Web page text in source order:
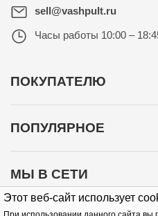
Этот веб-сайт использует
sell@vashpult.ru
Часы работы 10:00 –
ПОКУПАТЕЛЮ
ПОПУЛЯРНОЕ
МЫ В СЕТИ